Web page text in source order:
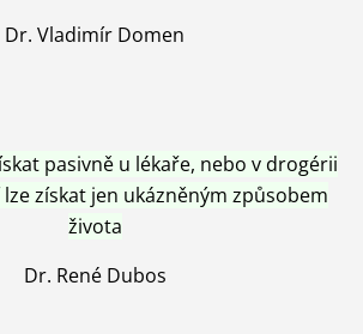
Dr. Vladimír Domen
pasivně u lékaře, nebo v drogérii
získat jen ukázněným způsobem
života
Dr. René Dubos